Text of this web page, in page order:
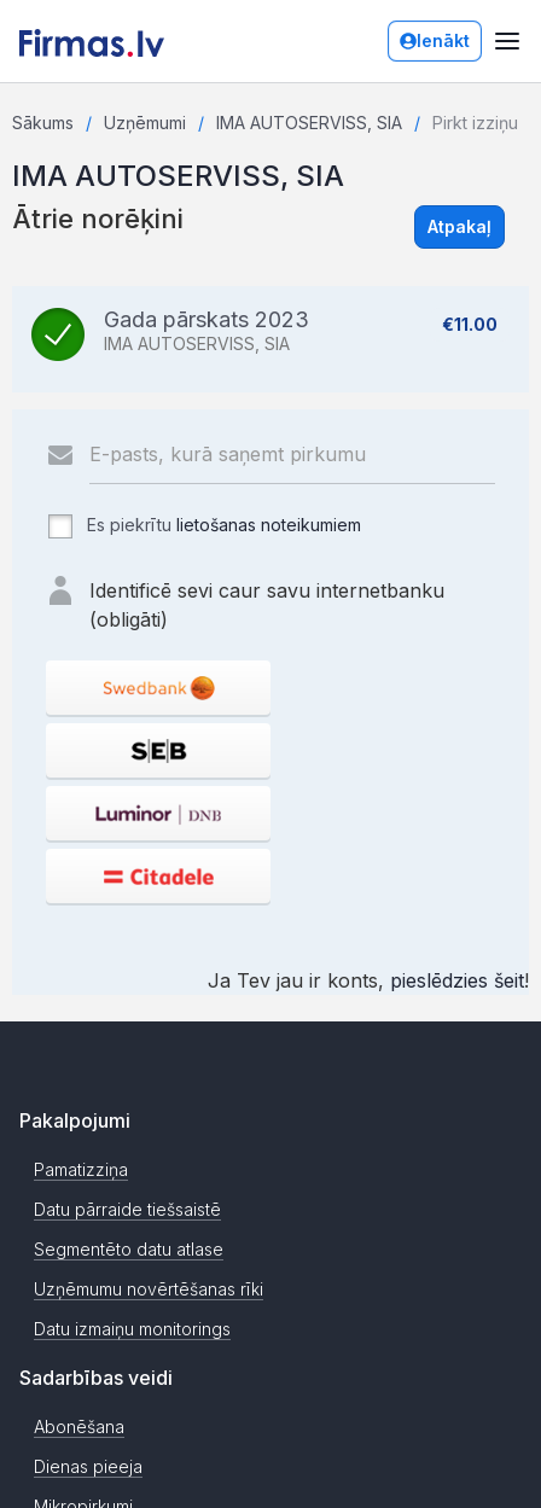
Ienākt
Sākums Uzņēmumi IMA AUTOSERVISS, SIA Pirkt izziņu
IMA AUTOSERVISS, SIA
Ātrie norēķini Atpakaļ
Gada pārskats 2023
IMA AUTOSERVISS, SIA
€11.00
Es piekrītu lietošanas noteikumiem
Identificē sevi caur savu internetbanku
(obligāti)
Ja Tev jau ir konts, pieslēdzies šeit!
Pakalpojumi
Pamatizziņa
Datu pārraide tiešsaistē
Segmentēto datu atlase
Uzņēmumu novērtēšanas rīki
Datu izmaiņu monitorings
Sadarbības veidi
Abonēšana
Dienas pieeja